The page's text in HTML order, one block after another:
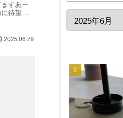
すあー
待望の
2025.06.29